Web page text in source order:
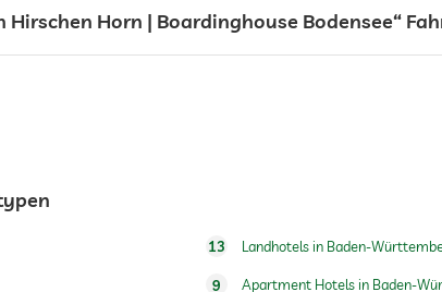
Horn | Boardinghouse Bodensee“
13 Landhotels in Baden-
9 Apartment Hotels in Baden-